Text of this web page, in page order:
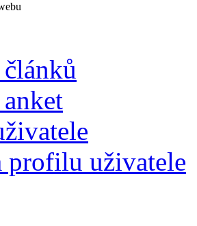
profilu uživatele